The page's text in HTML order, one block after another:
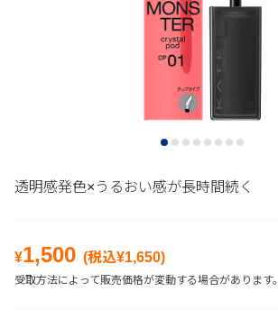
透明感発色×うるおい感が長時間続く
¥1,500 (税込¥1,650)
受取方法によって販売価格が変動する場合があります。